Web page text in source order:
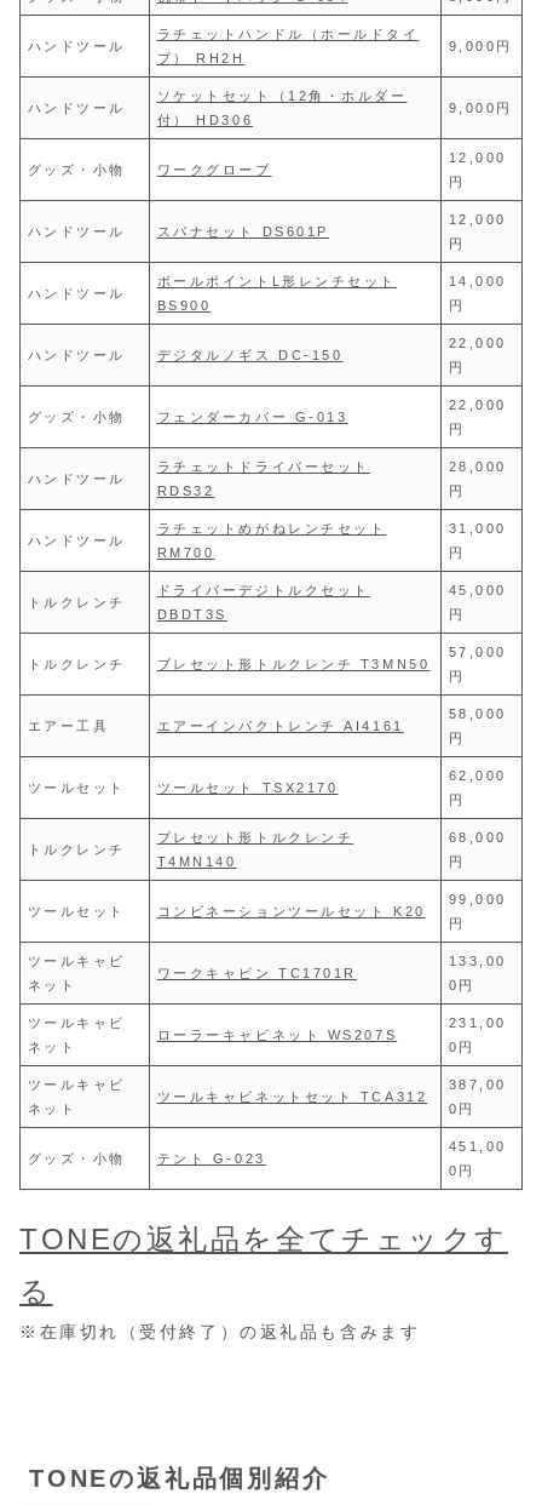
ハンドツール
ラチェットハンドル（ホールドタイ
プ） RH2H
9,000円
ハンドツール
ソケットセット（12角・ホルダー
付） HD306
9,000円
グッズ・小物 ワークグローブ
12,000
円
ハンドツール スパナセット DS601P
12,000
円
ハンドツール
ボールポイントL形レンチセット
BS900
14,000
円
ハンドツール デジタルノギス DC-150
22,000
円
グッズ・小物 フェンダーカバー G-013
22,000
円
ハンドツール
ラチェットドライバーセット
RDS32
28,000
円
ハンドツール
ラチェットめがねレンチセット
RM700
31,000
円
トルクレンチ
ドライバーデジトルクセット
DBDT3S
45,000
円
トルクレンチ プレセット形トルクレンチ T3MN50
57,000
円
エアー工具 エアーインパクトレンチ AI4161
58,000
円
ツールセット ツールセット TSX2170
62,000
円
トルクレンチ
プレセット形トルクレンチ
T4MN140
68,000
円
ツールセット コンビネーションツールセット K20
99,000
円
ツールキャビ
ネット
ワークキャビン TC1701R
133,00
0円
ツールキャビ
ネット
ローラーキャビネット WS207S
231,00
0円
ツールキャビ
ネット
ツールキャビネットセット TCA312
387,00
0円
グッズ・小物 テント G-023
451,00
0円
TONEの返礼品を全てチェックす
る
※在庫切れ（受付終了）の返礼品も含みます
TONEの返礼品個別紹介